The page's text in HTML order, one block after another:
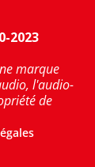
2023
marque
l'audio-
de